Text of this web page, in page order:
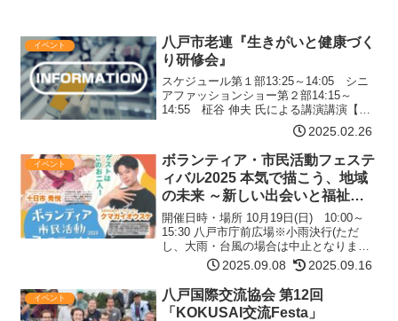
イベント
八戸市老連『生きがいと健康づく
り研修会』
スケジュール第１部13:25～14:05 シニ
アファッションショー第２部14:15～
14:55 柾谷 伸夫 氏による講演講演【演
題】「南部弁で笑って春を迎えましょ
う」【講師】柾谷 伸夫 氏（SG GROUP
ホールはちのへ（八戸市公会堂）館長…
【詳細はコチラ】
2025.02.26
イベント
ボランティア・市民活動フェステ
ィバル2025 本気で描こう、地域
の未来 ～新しい出会いと福祉の
チカラ！～
開催日時・場所 10月19日(日) 10:00～
15:30 八戸市庁前広場※小雨決行(ただ
し、大雨・台風の場合は中止となります)
ステージスケジュール10:00 開会
式. 〈八戸市長/八戸市社会福祉協議
会会長/ボラフェス実行委員長〉10:…
【詳細はコチラ】
2025.09.08 2025.09.16
イベント
八戸国際交流協会 第12回
「KOKUSAI交流Festa」